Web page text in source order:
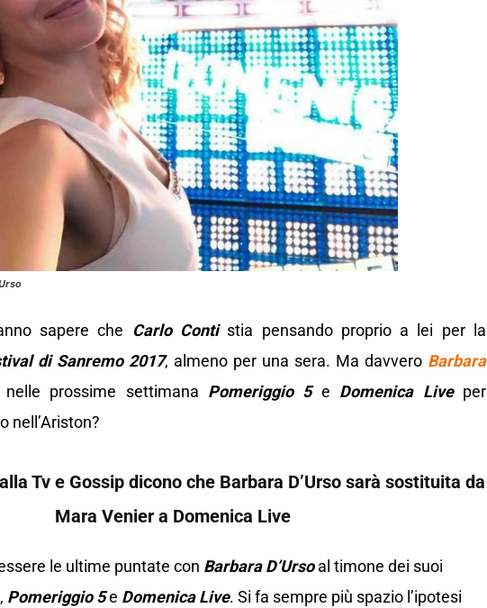
sapere che Carlo Contistia pensando proprio a lei per la
di Sanremo 2017, almeno per una sera. Ma davvero Barbara
nelle prossime settimana Pomeriggio 5e Domenica Live per
nell’Ariston?
Tv e Gossip dicono che Barbara D’Urso sarà sostituita da
Mara Venier a Domenica Live
le ultime puntate con Barbara D’Ursoal timone dei suoi
Pomeriggio 5e Domenica Live. Si fa sempre più spazio l’ipotesi